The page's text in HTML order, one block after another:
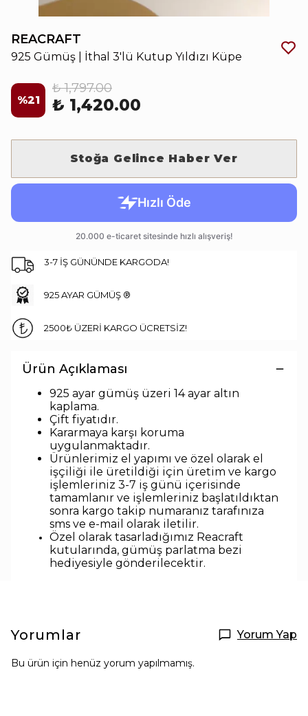
REACRAFT
925 Gümüş | İthal 3'lü Kutup Yıldızı Küpe
%21
₺ 1,797.00
₺ 1,420.00
Stoğa Gelince Haber Ver
3-7 İŞ GÜNÜNDE KARGODA!
925 AYAR GÜMÜŞ ®
2500₺ ÜZERİ KARGO ÜCRETSİZ!
Ürün Açıklaması
925 ayar gümüş üzeri 14 ayar altın
kaplama.
Çift fiyatıdır.
Kararmaya karşı koruma
uygulanmaktadır.
Ürünlerimiz el yapımı ve özel olarak el
işçiliği ile üretildiği için üretim ve kargo
işlemleriniz 3-7 iş günü içerisinde
tamamlanır ve işlemleriniz başlatıldıktan
sonra kargo takip numaranız tarafınıza
sms ve e-mail olarak iletilir.
Özel olarak tasarladığımız Reacraft
kutularında, gümüş parlatma bezi
hediyesiyle gönderilecektir.
Yorumlar Yorum Yap
Bu ürün için henüz yorum yapılmamış.